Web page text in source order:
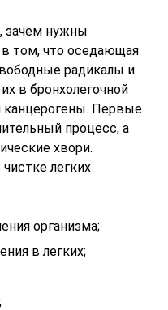
зачем нужны
том, что оседающая
радикалы и
в бронхолегочной
канцерогены. Первые
процесс, а
хвори.
легких
организма;
в легких;